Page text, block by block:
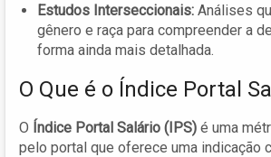
Estudos Interseccionais: Análises
gênero e raça para compreender a
forma ainda mais detalhada.
O Que é o Índice Portal
O Índice Portal Salário (IPS) é uma
pelo portal que oferece uma indicação